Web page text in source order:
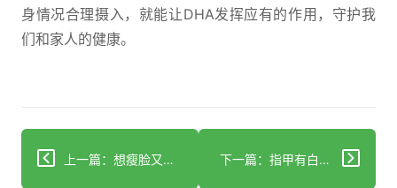
身情况合理摄入，就能让DHA发挥应有的作用，守护我
们和家人的健康。
上一篇：想瘦脸又减重？这样调饮食运动习惯才真有效 下一篇：指甲有白色块状物？科学分辨原因+正确处理指南